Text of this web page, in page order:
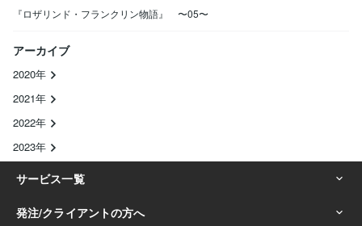
『ロザリンド・フランクリン物語』 〜05〜
アーカイブ
2020年
2021年
2022年
2023年